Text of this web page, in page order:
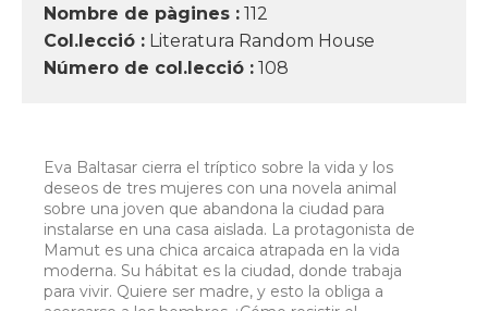
Nombre de pàgines : 112
Col.lecció : Literatura Random House
Número de col.lecció : 108
Eva Baltasar cierra el tríptico sobre la vida y los
deseos de tres mujeres con una novela animal
sobre una joven que abandona la ciudad para
instalarse en una casa aislada. La protagonista de
Mamut es una chica arcaica atrapada en la vida
moderna. Su hábitat es la ciudad, donde trabaja
para vivir. Quiere ser madre, y esto la obliga a